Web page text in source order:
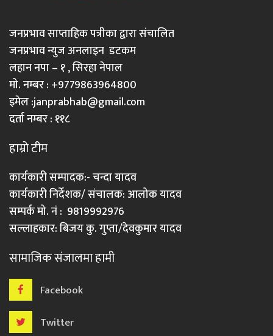
जनप्रभाव साप्ताहिक पत्रीका द्वारा संचालित
जनप्रभाव न्युज अनलाइन डटकम
लहान नपा – १ , सिरहा नेपाल
मो. नम्बर : +9779863964800
इमेल :janprabhab@gmail.com
दर्ता नम्बर : ११८
हाम्रो टीम
कार्यकारी सम्पादक:- चन्दा यादव
कार्यकारी निर्देशक/ संचालक: आलोक यादव
सम्पर्क मो. नं : 9819992976
सल्लाहकार: बिजय कु. गुप्ता/देवकुमार यादव
सामाजिक संजालमा हामी
Facebook
Twitter